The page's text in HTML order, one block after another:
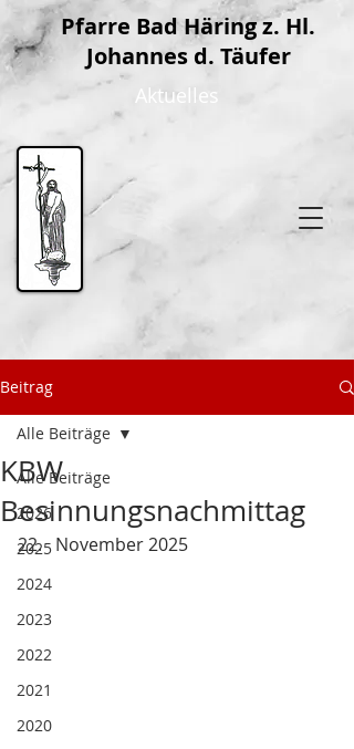
Pfarre Bad Häring z. Hl.
Johannes d. Täufer
Aktuelles
Beitrag
Alle Beiträge
2026
2025
2024
2023
2022
2021
2020
Alle Beiträge
KBW
Besinnungsnachmittag
November 2025